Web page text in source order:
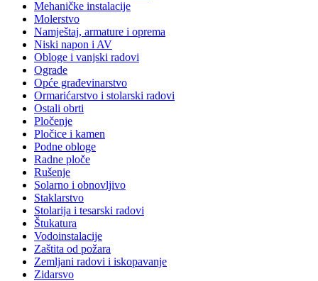
Mehaničke instalacije
Molerstvo
Namještaj, armature i oprema
Niski napon i AV
Obloge i vanjski radovi
Ograde
Opće građevinarstvo
Ormarićarstvo i stolarski radovi
Ostali obrti
Pločenje
Pločice i kamen
Podne obloge
Radne ploče
Rušenje
Solarno i obnovljivo
Staklarstvo
Stolarija i tesarski radovi
Štukatura
Vodoinstalacije
Zaštita od požara
Zemljani radovi i iskopavanje
Zidarsvo